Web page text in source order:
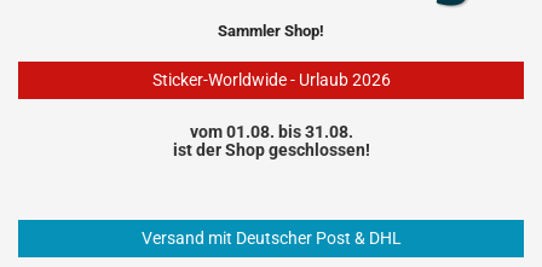
Sammler Shop!
Sticker-Worldwide - Urlaub 2026
vom 01.08. bis 31.08.
ist der Shop geschlossen!
Versand mit Deutscher Post & DHL